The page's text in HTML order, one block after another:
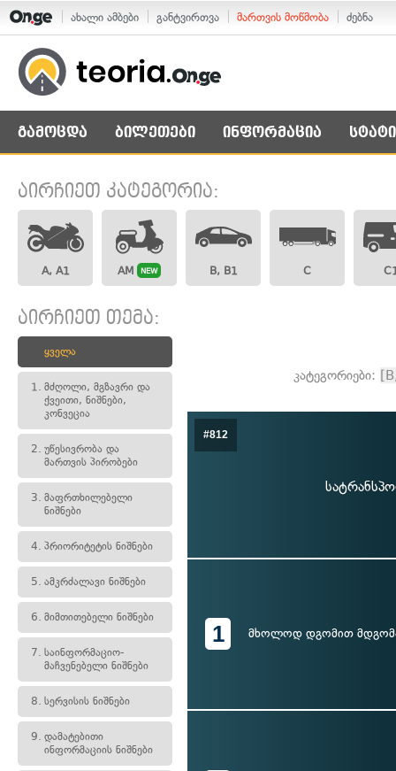
ახალი ამბები განტვირთვა მართვის მოწმობა ძებნა
გამოცდა ბილეთები ინფორმაცია
აირჩიეთ კატეგორია:
A, A1 AM NEW B, B1 C
აირჩიეთ თემა:
ყველა
1. მძღოლი, მგზავრი და
ქვეითი, ნიშნები,
კონვეცია
2. უწესივრობა და
მართვის პირობები
3. მაფრთხილებელი
ნიშნები
4. პრიორიტეტის ნიშნები
5. ამკრძალავი ნიშნები
6. მიმთითებელი ნიშნები
7. საინფორმაციო-
მაჩვენებელი ნიშნები
8. სერვისის ნიშნები
9. დამატებითი
ინფორმაციის ნიშნები
კატეგორიები:
#812
1 მხოლოდ დგომით